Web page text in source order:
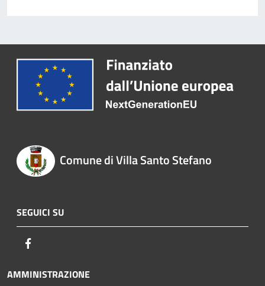
Comune di Villa Santo Stefano
SEGUICI SU
AMMINISTRAZIONE